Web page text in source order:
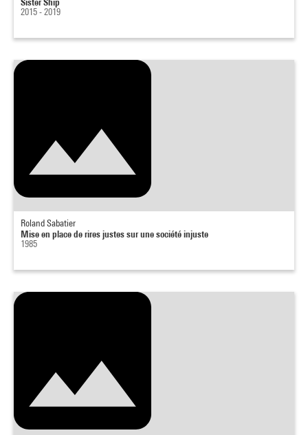
2015 - 2019
Roland Sabatier
Mise en place de rires justes sur une société injuste
1985